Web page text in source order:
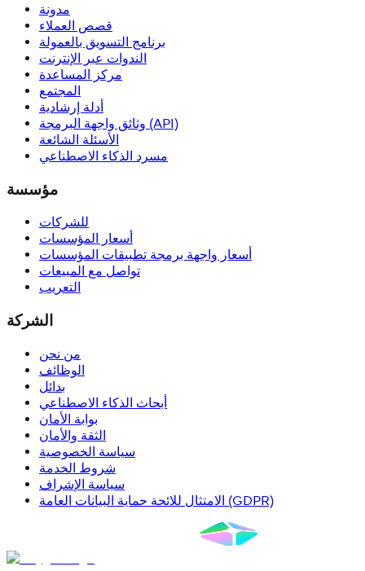
مدونة
قصص العملاء
برنامج التسويق بالعمولة
الندوات عبر الإنترنت
مركز المساعدة
المجتمع
أدلة إرشادية
وثائق واجهة البرمجة (API)
الأسئلة الشائعة
مسرد الذكاء الاصطناعي
مؤسسة
للشركات
أسعار المؤسسات
أسعار واجهة برمجة تطبيقات المؤسسات
تواصل مع المبيعات
التعريب
الشركة
من نحن
الوظائف
بدائل
أبحاث الذكاء الاصطناعي
بوابة الأمان
الثقة والأمان
سياسة الخصوصية
شروط الخدمة
سياسة الإشراف
الامتثال للائحة حماية البيانات العامة (GDPR)